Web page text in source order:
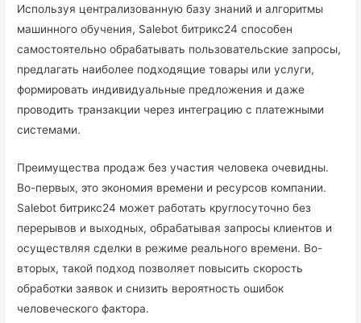
Используя централизованную базу знаний и алгоритмы
машинного обучения, Salebot битрикс24 способен
самостоятельно обрабатывать пользовательские запросы,
предлагать наиболее подходящие товары или услуги,
формировать индивидуальные предложения и даже
проводить транзакции через интеграцию с платежными
системами.
Преимущества продаж без участия человека очевидны.
Во-первых, это экономия времени и ресурсов компании.
Salebot битрикс24 может работать круглосуточно без
перерывов и выходных, обрабатывая запросы клиентов и
осуществляя сделки в режиме реального времени. Во-
вторых, такой подход позволяет повысить скорость
обработки заявок и снизить вероятность ошибок
человеческого фактора.